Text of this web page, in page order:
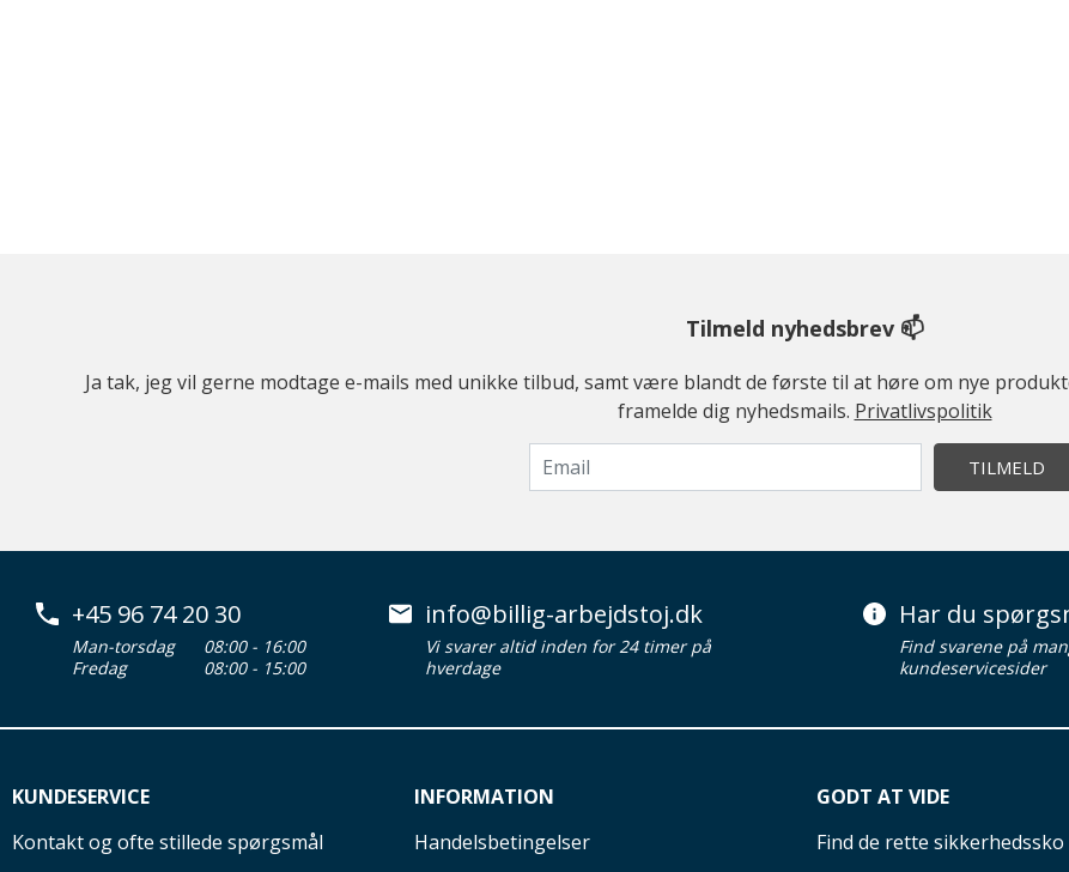
Tilmeld nyhedsbrev 📫
Ja tak, jeg vil gerne modtage e-mails med unikke tilbud, samt være blandt de første til at høre om nye
framelde dig nyhedsmails. Privatlivspolitik
TILMELD
+45 96 74 20 30
Man-torsdag
08:00 - 16:00
Fredag
08:00 - 15:00
info@billig-arbejdstoj.dk
Vi svarer altid inden for 24 timer på
hverdage
Har du
Find svarene på
kundeservicesider
KUNDESERVICE
Kontakt og ofte stillede spørgsmål
INFORMATION
Handelsbetingelser
GODT AT VIDE
Find de rette sikkerhedssko